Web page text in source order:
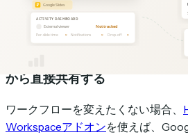
トラッキングリンク経由でプレゼン
す。方法は2つあります。
方法1：HummingDeckアドオ
から直接共有する
ワークフローを変えたくない場合、
Workspaceアドオンを使えば、